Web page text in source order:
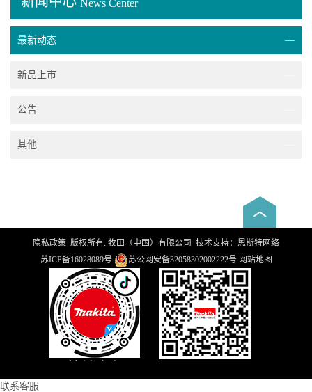
News Center
最新动态 —
新品上市
公告
其他
隐私政策 版权所有: 牧田（中国）有限公司 技术支持： 恩斯特网络
苏ICP备16028089号
苏公网安备32058302002222号 网站地图
联系客服